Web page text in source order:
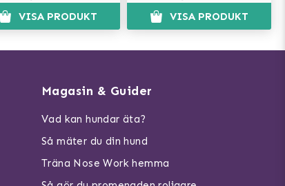
VISA PRODUKT VISA PRODUKT
Magasin & Guider
Vad kan hundar äta?
Så mäter du din hund
Träna Nose Work hemma